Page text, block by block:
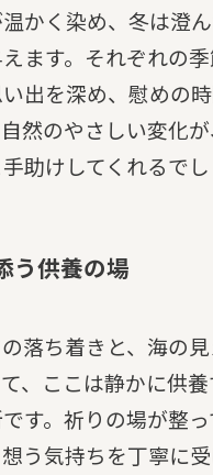
かく染め、冬は澄
ます。それぞれの
出を深め、慰めの
然のやさしい変化
助けしてくれるでし
う供養の場
落ち着きと、海の
、ここは静かに供
す。祈りの場が整
う気持ちを丁寧に